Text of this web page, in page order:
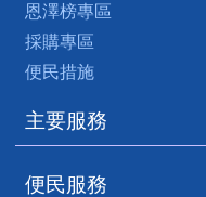
恩澤榜專區
採購專區
便民措施
主要服務
便民服務